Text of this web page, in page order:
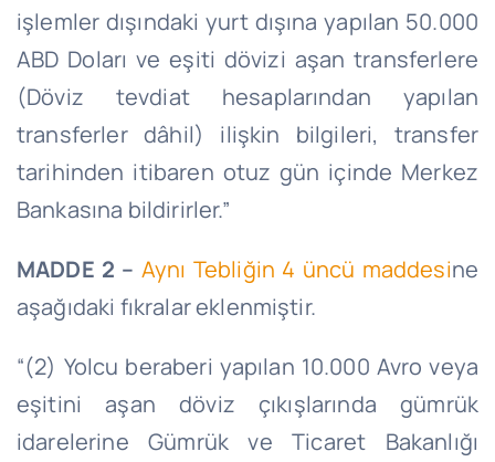
işlemler dışındaki yurt dışına yapılan 50.000
ABD Doları ve eşiti dövizi aşan transferlere
(Döviz tevdiat hesaplarından yapılan
transferler dâhil) ilişkin bilgileri, transfer
tarihinden itibaren otuz gün içinde Merkez
Bankasına bildirirler.”
MADDE 2 – Aynı Tebliğin 4 üncü maddesine
aşağıdaki fıkralar eklenmiştir.
“(2) Yolcu beraberi yapılan 10.000 Avro veya
eşitini aşan döviz çıkışlarında gümrük
idarelerine Gümrük ve Ticaret Bakanlığı